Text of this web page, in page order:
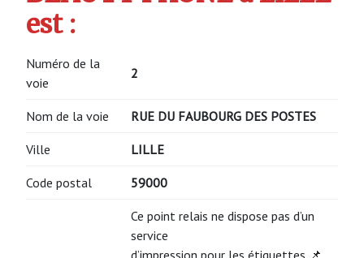
est :
Numéro de la
voie
2
Nom de la voie RUE DU FAUBOURG DES POSTES
Ville LILLE
Code postal 59000
Ce point relais ne dispose pas d’un
service
d’impression pour les étiquettes 📌